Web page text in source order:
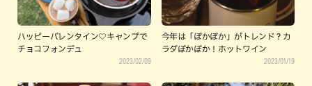
ハッピーバレンタイン♡キャンプで
チョコフォンデュ
2023/02/09
今年は「ぽかぽか」がトレンド？カ
ラダぽかぽか！ホットワイン
2023/01/19